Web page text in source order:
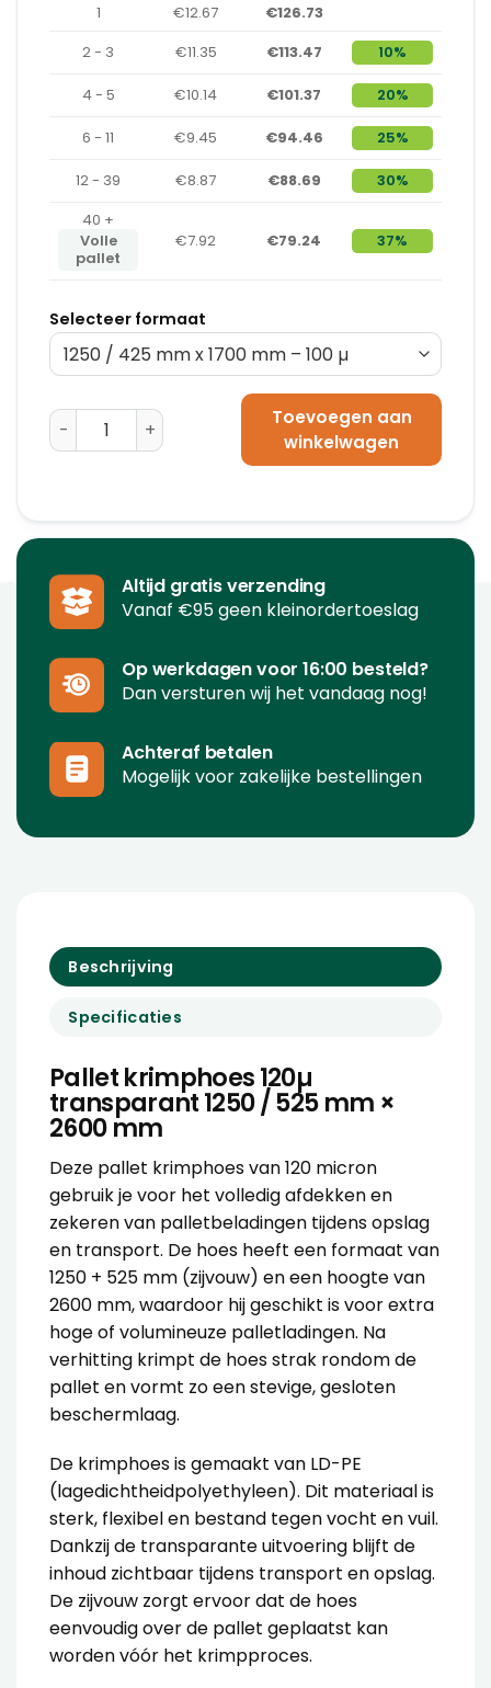
1 €12.67
€126.73
2 - 3
€11.35 €113.47 10%
4 - 5 €10.14 €101.37 20%
6 - 11 €9.45 €94.46 25%
12 - 39 €8.87 €88.69
30%
40 +
Volle
pallet
€7.92 €79.24 37%
Selecteer formaat
Pallet Krimphoes 1250 + 525 mm x 2600 mm - 120 µ
Toevoegen aan
winkelwagen
Altijd gratis verzending
Vanaf €95 geen kleinordertoeslag
Op werkdagen voor 16:00 besteld?
Dan versturen wij het vandaag nog!
Achteraf betalen
Mogelijk voor zakelijke bestellingen
Beschrijving
Specificaties
Pallet krimphoes 120µ
transparant 1250 / 525 mm ×
2600 mm
Deze pallet krimphoes van 120 micron
gebruik je voor het volledig afdekken en
zekeren van palletbeladingen tijdens opslag
en transport. De hoes heeft een formaat van
1250 + 525 mm (zijvouw) en een hoogte van
2600 mm, waardoor hij geschikt is voor extra
hoge of volumineuze palletladingen. Na
verhitting krimpt de hoes strak rondom de
pallet en vormt zo een stevige, gesloten
beschermlaag.
De krimphoes is gemaakt van LD-PE
(lagedichtheidpolyethyleen). Dit materiaal is
sterk, flexibel en bestand tegen vocht en vuil.
Dankzij de transparante uitvoering blijft de
inhoud zichtbaar tijdens transport en opslag.
De zijvouw zorgt ervoor dat de hoes
eenvoudig over de pallet geplaatst kan
worden vóór het krimpproces.